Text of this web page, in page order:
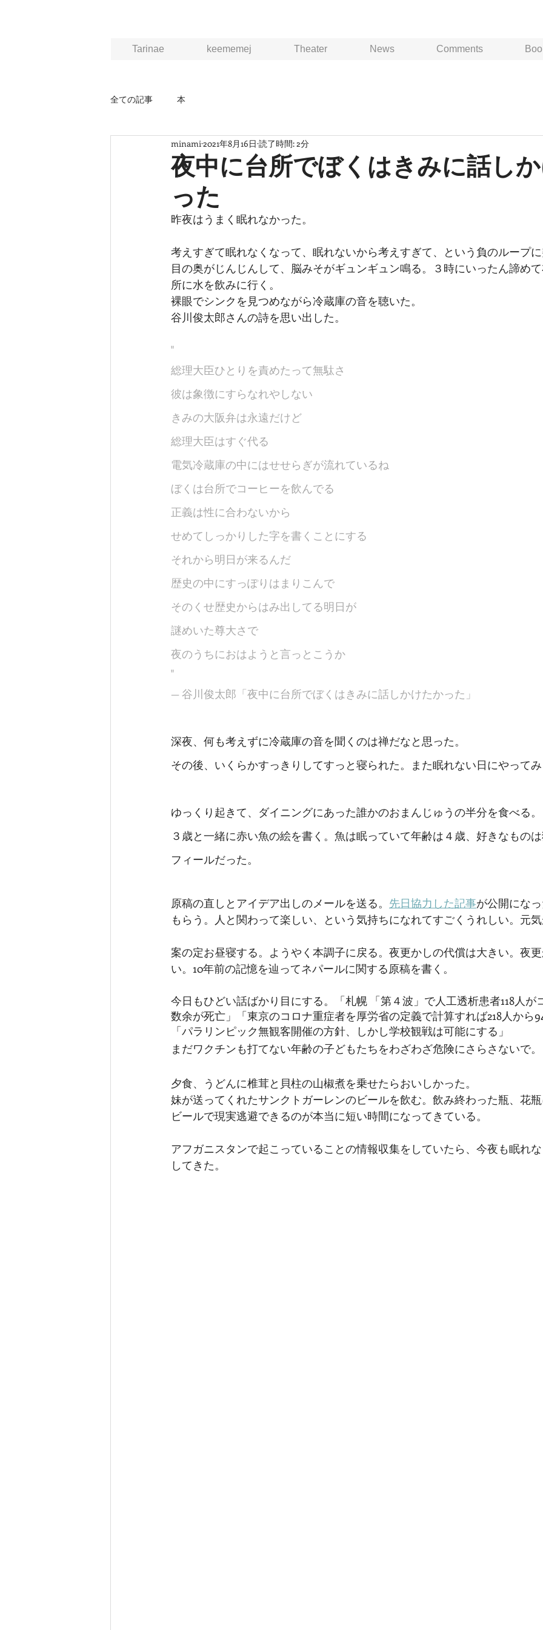
Tarinae keememej Theater News Comments
全ての記事 本
夜中に台所でぼくはきみに話し
った
minami 2021年8月16日 読了時間: 2分
昨夜はうまく眠れなかった。
考えすぎて眠れなくなって、眠れないから考えすぎて、という負のループ
目の奥がじんじんして、脳みそがギュンギュン鳴る。３時にいったん諦め
所に水を飲みに行く。
裸眼でシンクを見つめながら冷蔵庫の音を聴いた。
谷川俊太郎さんの詩を思い出した。
"
総理大臣ひとりを責めたって無駄さ
彼は象徴にすらなれやしない
きみの大阪弁は永遠だけど
総理大臣はすぐ代る
電気冷蔵庫の中にはせせらぎが流れているね
ぼくは台所でコーヒーを飲んでる
正義は性に合わないから
せめてしっかりした字を書くことにする
それから明日が来るんだ
歴史の中にすっぽりはまりこんで
そのくせ歴史からはみ出してる明日が
謎めいた尊大さで
夜のうちにおはようと言っとこうか
"
— 谷川俊太郎「夜中に台所でぼくはきみに話しかけたかった」
深夜、何も考えずに冷蔵庫の音を聞くのは禅だなと思った。
その後、いくらかすっきりしてすっと寝られた。また眠れない日にやって
ゆっくり起きて、ダイニングにあった誰かのおまんじゅうの半分を食べる。
３歳と一緒に赤い魚の絵を書く。魚は眠っていて年齢は４歳、好きなもの
フィールだった。
原稿の直しとアイデア出しのメールを送る。 先日協力した記事が公開にな
もらう。人と関わって楽しい、という気持ちになれてすごくうれしい。元
案の定お昼寝する。ようやく本調子に戻る。夜更かしの代償は大きい。夜
い。10年前の記憶を辿ってネパールに関する原稿を書く。
今日もひどい話ばかり目にする。「札幌 「第４波」で人工透析患者118人が
数余が死亡」「東京のコロナ重症者を厚労省の定義で計算すれば218人から
「パラリンピック無観客開催の方針、しかし学校観戦は可能にする」
まだワクチンも打てない年齢の子どもたちをわざわざ危険にさらさないで。
夕食、うどんに椎茸と貝柱の山椒煮を乗せたらおいしかった。
妹が送ってくれたサンクトガーレンのビールを飲む。飲み終わった瓶、花
ビールで現実逃避できるのが本当に短い時間になってきている。
アフガニスタンで起こっていることの情報収集をしていたら、今夜も眠れ
してきた。